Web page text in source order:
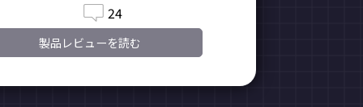
24
製品レビューを読む